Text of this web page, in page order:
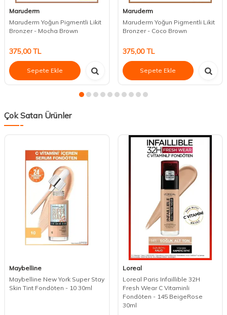
Maruderm
Maruderm Yoğun Pigmentli Likit
Bronzer - Mocha Brown
375,00TL
Sepete Ekle
Maruderm
Maruderm Yoğun Pigmentli Likit
Bronzer - Coco Brown
375,00TL
Sepete Ekle
Çok Satan Ürünler
Maybelline
Maybelline New York Super Stay
Skin Tint Fondöten - 10 30ml
Loreal
Loreal Paris Infaillible 32H
Fresh Wear C Vitaminli
Fondöten - 145 BeigeRose
30ml